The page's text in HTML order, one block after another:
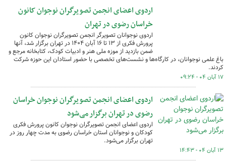
اردوی اعضای انجمن تصویرگران نوجوان کانون
خراسان رضوی در تهران
اردوی نوجوانان تصویرگر انجمن تصویرگران نوجوان کانون
پرورش فکری از ۱۳ تا ۱۶ آبان ۱۴۰۴ در تهران برگزار شد، آنها
ضمن بازدید از موزه ملی هنر و ادبیات کودک، کتابخانه مرجع و
باغ علمی نوجوانان، در کارگاه‌ها و نشست‌های تخصصی با حضور استادان این حوزه شرکت
کردند.
۱۷ آبان ۰۴ - ۰۹:۲۴
اردوی اعضای انجمن تصویرگران نوجوان خراسان
رضوی در تهران برگزار می‌شود
اردوی اعضای انجمن تصویرگران نوجوان کانون پرورش فکری
کودکان و نوجوانان استان خراسان رضوی به مدت چهار روز در
تهران برگزار می‌شود.
۱۳ آبان ۰۴ - ۱۴:۴۳